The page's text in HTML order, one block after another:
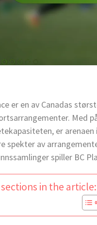
er en av Canadas
Med
er
spekter av
spiller BC
sections in the article: